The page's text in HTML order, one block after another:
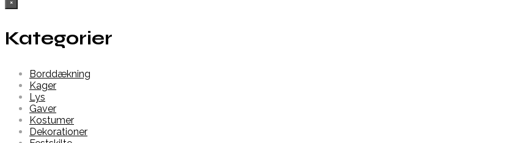
×
Kategorier
Borddækning
Kager
Lys
Gaver
Kostumer
Dekorationer